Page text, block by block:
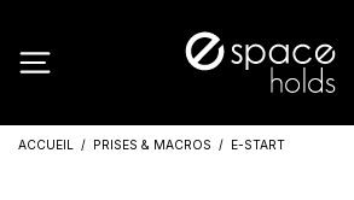
ACCUEIL PRISES & MACROS E-START